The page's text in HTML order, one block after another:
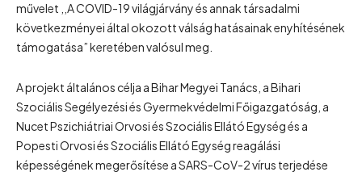
művelet ,,A COVID-19 világjárvány és annak társadalmi
következményei által okozott válság hatásainak enyhítésének
támogatása” keretében valósul meg.
A projekt általános célja a Bihar Megyei Tanács, a Bihari
Szociális Segélyezési és Gyermekvédelmi Főigazgatóság, a
Nucet Pszichiátriai Orvosi és Szociális Ellátó Egység és a
Popesti Orvosi és Szociális Ellátó Egység reagálási
képességének megerősítése a SARS-CoV-2 vírus terjedése